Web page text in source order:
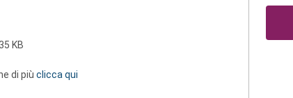
KB
di più clicca qui